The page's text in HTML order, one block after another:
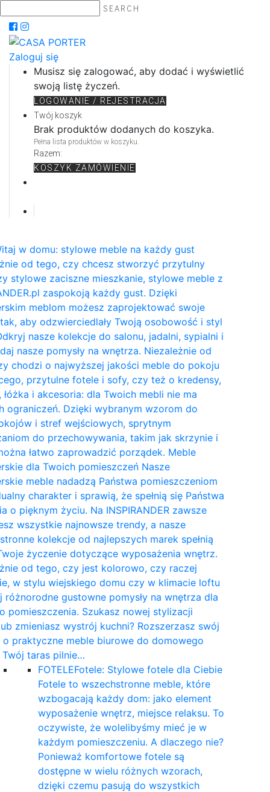
SEARCH
Zaloguj się
Musisz się zalogować, aby dodać i wyświetlić
swoją listę życzeń.
LOGOWANIE / REJESTRACJA
Twój koszyk
Brak produktów dodanych do koszyka.
Pełna lista produktów w koszyku.
Razem:
KOSZYK ZAMÓWIENIE
w domu: stylowe meble na każdy gust
od tego, czy chcesz stworzyć przytulny
stylowe zaciszne mieszkanie, stylowe meble z
zaspokoją każdy gust. Dzięki
meblom możesz zaprojektować swoje
aby odzwierciedlały Twoją osobowość i styl
nasze kolekcje do salonu, jadalni, sypialni i
nasze pomysły na wnętrza. Niezależnie od
chodzi o najwyższej jakości meble do pokoju
przytulne fotele i sofy, czy też o kredensy,
i akcesoria: dla Twoich mebli nie ma
ograniczeń. Dzięki wybranym wzorom do
i stref wejściowych, sprytnym
do przechowywania, takim jak skrzynie i
łatwo zaprowadzić porządek. Meble
dla Twoich pomieszczeń Nasze
meble nadadzą Państwa pomieszczeniom
charakter i sprawią, że spełnią się Państwa
o pięknym życiu. Na INSPIRANDER zawsze
wszystkie najnowsze trendy, a nasze
kolekcje od najlepszych marek spełnią
życzenie dotyczące wyposażenia wnętrz.
od tego, czy jest kolorowo, czy raczej
w stylu wiejskiego domu czy w klimacie loftu
różnorodne gustowne pomysły na wnętrza dla
pomieszczenia. Szukasz nowej stylizacji
zmieniasz wystrój kuchni? Rozszerzasz swój
o praktyczne meble biurowe do domowego
Twój taras pilnie…
FOTELEFotele: Stylowe fotele dla Ciebie
Fotele to wszechstronne meble, które
wzbogacają każdy dom: jako element
wyposażenie wnętrz, miejsce relaksu. To
oczywiste, że wolelibyśmy mieć je w
każdym pomieszczeniu. A dlaczego nie?
Ponieważ komfortowe fotele są
dostępne w wielu różnych wzorach,
dzięki czemu pasują do wszystkich